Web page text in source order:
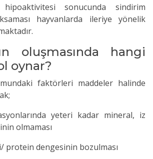
sonucunda sindirim
hayvanlarda ileriye yönelik
oluşmasında hangi
oynar?
faktörleri maddeler halinde
yeteri kadar mineral, iz
olmaması
protein dengesinin bozulması